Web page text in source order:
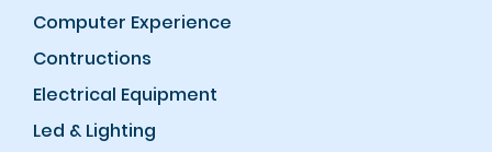
Computer Experience
Contructions
Electrical Equipment
Led & Lighting